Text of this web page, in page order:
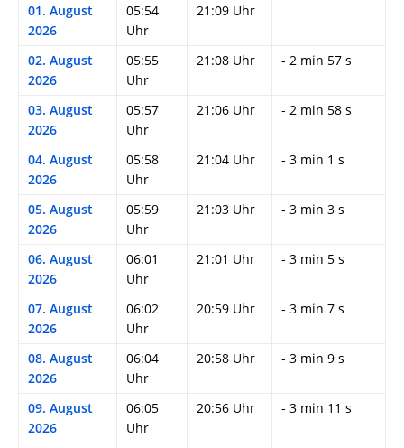
01. August
2026
05:54
Uhr
21:09 Uhr
02. August
2026
05:55
Uhr
21:08 Uhr - 2 min 57 s
03. August
2026
05:57
Uhr
21:06 Uhr - 2 min 58 s
04. August
2026
05:58
Uhr
21:04 Uhr - 3 min 1 s
05. August
2026
05:59
Uhr
21:03 Uhr - 3 min 3 s
06. August
2026
06:01
Uhr
21:01 Uhr - 3 min 5 s
07. August
2026
06:02
Uhr
20:59 Uhr - 3 min 7 s
08. August
2026
06:04
Uhr
20:58 Uhr - 3 min 9 s
09. August
2026
06:05
Uhr
20:56 Uhr - 3 min 11 s